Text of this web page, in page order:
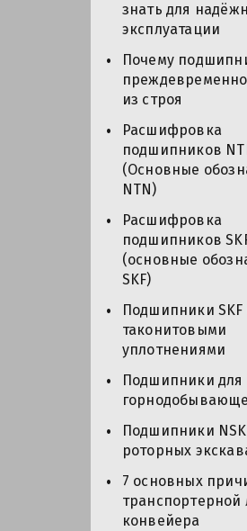
знать для
эксплуатации
Почему
из строя
Расшифровка
подшипников
(Основные
NTN)
Расшифровка
подшипников
(основные
SKF)
Подшипники SKF
таконитовыми
уплотнениями
Подшипники для
Подшипники NSK
роторных
7 основных
транспортерной
конвейера